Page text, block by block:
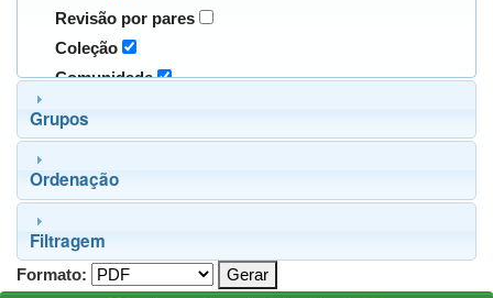
Revisão por pares
Coleção
Comunidade
Grupos
Ordenação
Filtragem
Formato: